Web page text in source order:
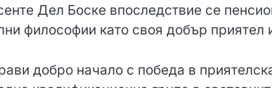
Дел Боске впоследствие се
философии като своя добър приятел
добро начало с победа в